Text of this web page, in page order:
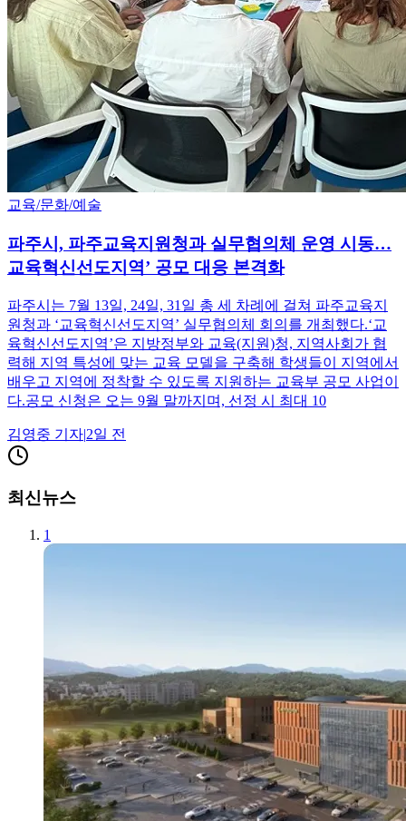
교육/문화/예술
파주시, 파주교육지원청과 실무협의체 운영 시동…
교육혁신선도지역’ 공모 대응 본격화
파주시는 7월 13일, 24일, 31일 총 세 차례에 걸쳐 파주교육지
원청과 ‘교육혁신선도지역’ 실무협의체 회의를 개최했다.‘교
육혁신선도지역’은 지방정부와 교육(지원)청, 지역사회가 협
력해 지역 특성에 맞는 교육 모델을 구축해 학생들이 지역에서
배우고 지역에 정착할 수 있도록 지원하는 교육부 공모 사업이
다.공모 신청은 오는 9월 말까지며, 선정 시 최대 10
김영중 기자|2일 전
최신뉴스
1